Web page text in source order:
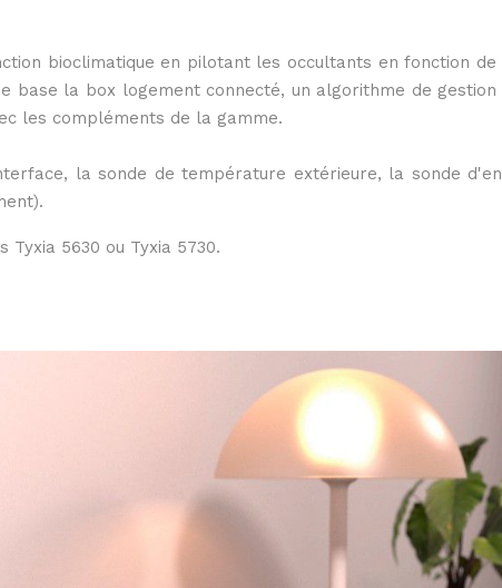
bioclimatique en pilotant les occultants en fonction de
base la box logement connecté, un algorithme de gestion
les compléments de la gamme.
la sonde de température extérieure, la sonde
5630 ou Tyxia 5730.